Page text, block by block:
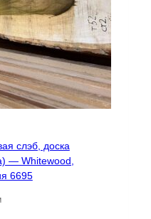
слэб, доска
— Whitewood,
6695